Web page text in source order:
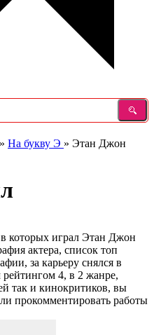
» На букву Э » Этан Джон
которых играл Этан Джон
актера, список топ
за карьеру снялся в
4, в 2 жанре,
так и кинокритиков, вы
прокомментировать работы